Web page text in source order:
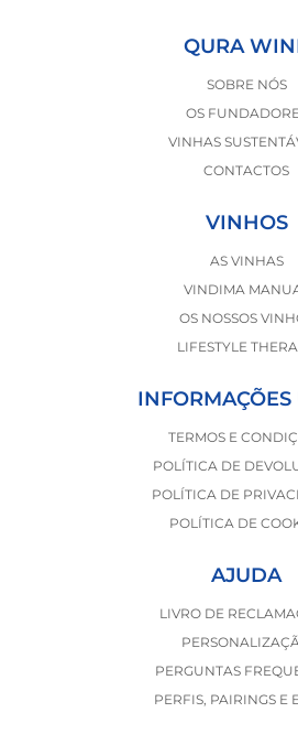
QURA
SOBRE NÓS
OS
VINHAS
CONTACTOS
VINHOS
AS VINHAS
VINDIMA
OS NOSSOS
LIFESTYLE
INFORMAÇÕES
TERMOS E
POLÍTICA DE
POLÍTICA DE
POLÍTICA DE
AJUDA
LIVRO DE
PERGUNTAS
PERFIS, PAIRINGS E